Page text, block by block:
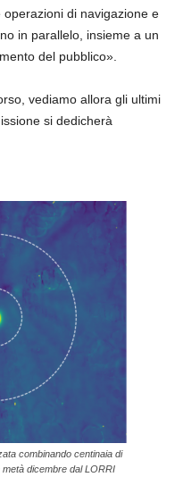
di navigazione e
in parallelo, insieme a un
del pubblico».
vediamo allora gli ultimi
si dedicherà
combinando centinaia di
dicembre dal LORRI